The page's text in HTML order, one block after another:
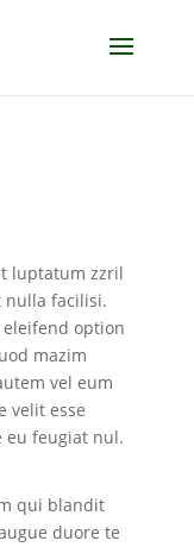
luptatum zzril
nulla facilisi.
option
mazim
vel eum
velit esse
eu feugiat nul.
qui blandit
duore te